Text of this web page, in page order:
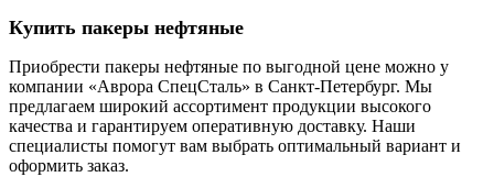
Купить пакеры нефтяные
Приобрести пакеры нефтяные по выгодной цене можно у
компании «Аврора СпецСталь» в Санкт-Петербург. Мы
предлагаем широкий ассортимент продукции высокого
качества и гарантируем оперативную доставку. Наши
специалисты помогут вам выбрать оптимальный вариант и
оформить заказ.